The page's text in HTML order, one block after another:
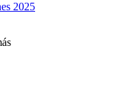
2025